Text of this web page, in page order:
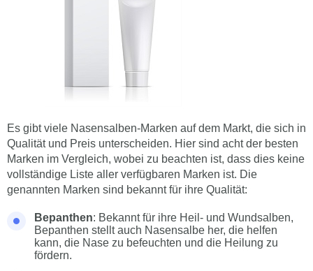
Es gibt viele Nasensalben-Marken auf dem Markt, die sich in
Qualität und Preis unterscheiden. Hier sind acht der besten
Marken im Vergleich, wobei zu beachten ist, dass dies keine
vollständige Liste aller verfügbaren Marken ist. Die
genannten Marken sind bekannt für ihre Qualität:
Bepanthen: Bekannt für ihre Heil- und Wundsalben,
Bepanthen stellt auch Nasensalbe her, die helfen
kann, die Nase zu befeuchten und die Heilung zu
fördern.